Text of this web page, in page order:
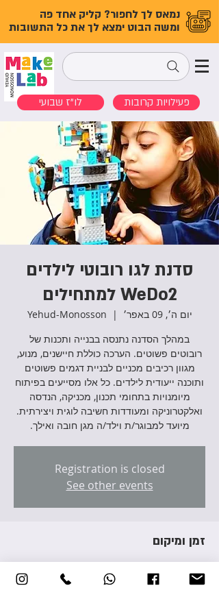
נמאס לך לחפור? קליק אחד פה
ומשה הבוט ימצא לך את כל התשובות
לו"ז שבועי פעילויות קרובות
סדנת לגו רובוטי לילדים
WeDo2 למתחילים
יום ה׳, 09 באפר׳
  |
Yehud-Monosson
במהלך הסדנה נתנסה בבנייה ותכנות של
רובוטים פשוטים. הערכה כוללת חיישנים, מנוע,
מגוון רכיבים מכניים לבניית דגמים פשוטים
ותוכנה ייעודית לילדים. כל אלו מסייעים בפיתוח
מיומנויות בתחומי תכנון, מכניקה, הנדסה
ואלקטרוניקה ומעודדות חשיבה לוגית ויצירתית.
מיועד למבוגר/ת וילד/ה מגן חובה ואילך.
Registration is closed
See other events
זמן ומיקום
Yehud-Monosson, Avraham Giron St 3,